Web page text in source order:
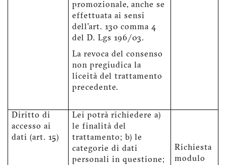
promozionale, anche se
effettuata ai sensi
dell'art. 130 comma 4
del D. Lgs 196/03.
La revoca del consenso
non pregiudica la
liceità del trattamento
precedente.
Diritto di
accesso ai
dati (art. 15)
Lei potrà richiedere a)
le finalità del
trattamento; b) le
categorie di dati
personali in questione;
Richiesta
modulo